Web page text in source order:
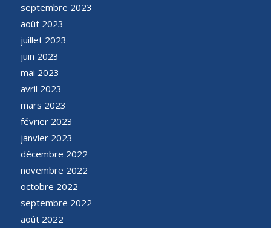
septembre 2023
août 2023
juillet 2023
juin 2023
mai 2023
avril 2023
mars 2023
février 2023
janvier 2023
décembre 2022
novembre 2022
octobre 2022
septembre 2022
août 2022